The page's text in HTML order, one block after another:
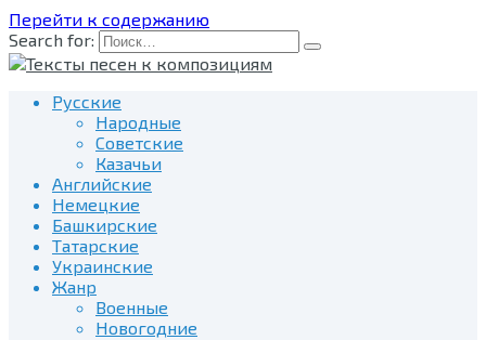
Перейти к содержанию
Search for:
Русские
Народные
Советские
Казачьи
Английские
Немецкие
Башкирские
Татарские
Украинские
Жанр
Военные
Новогодние